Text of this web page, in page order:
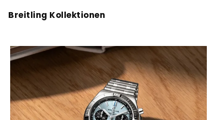
Breitling Kollektionen